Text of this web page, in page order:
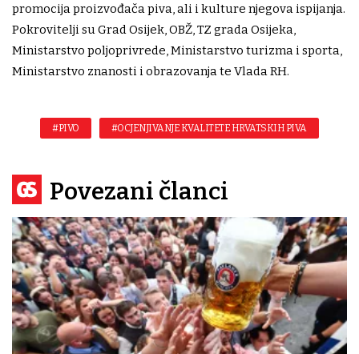
promocija proizvođača piva, ali i kulture njegova ispijanja.
Pokrovitelji su Grad Osijek, OBŽ, TZ grada Osijeka,
Ministarstvo poljoprivrede, Ministarstvo turizma i sporta,
Ministarstvo znanosti i obrazovanja te Vlada RH.
#PIVO #OCJENJIVANJE KVALITETE HRVATSKIH PIVA
Povezani članci